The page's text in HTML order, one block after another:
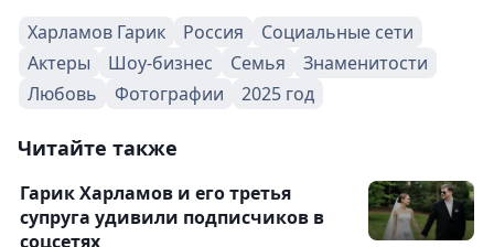
Харламов Гарик Россия
Социальные сети
Актеры
Шоу-бизнес Семья
Знаменитости
Любовь
Фотографии 2025 год
Читайте также
Гарик Харламов и его третья
супруга удивили подписчиков в
соцсетях